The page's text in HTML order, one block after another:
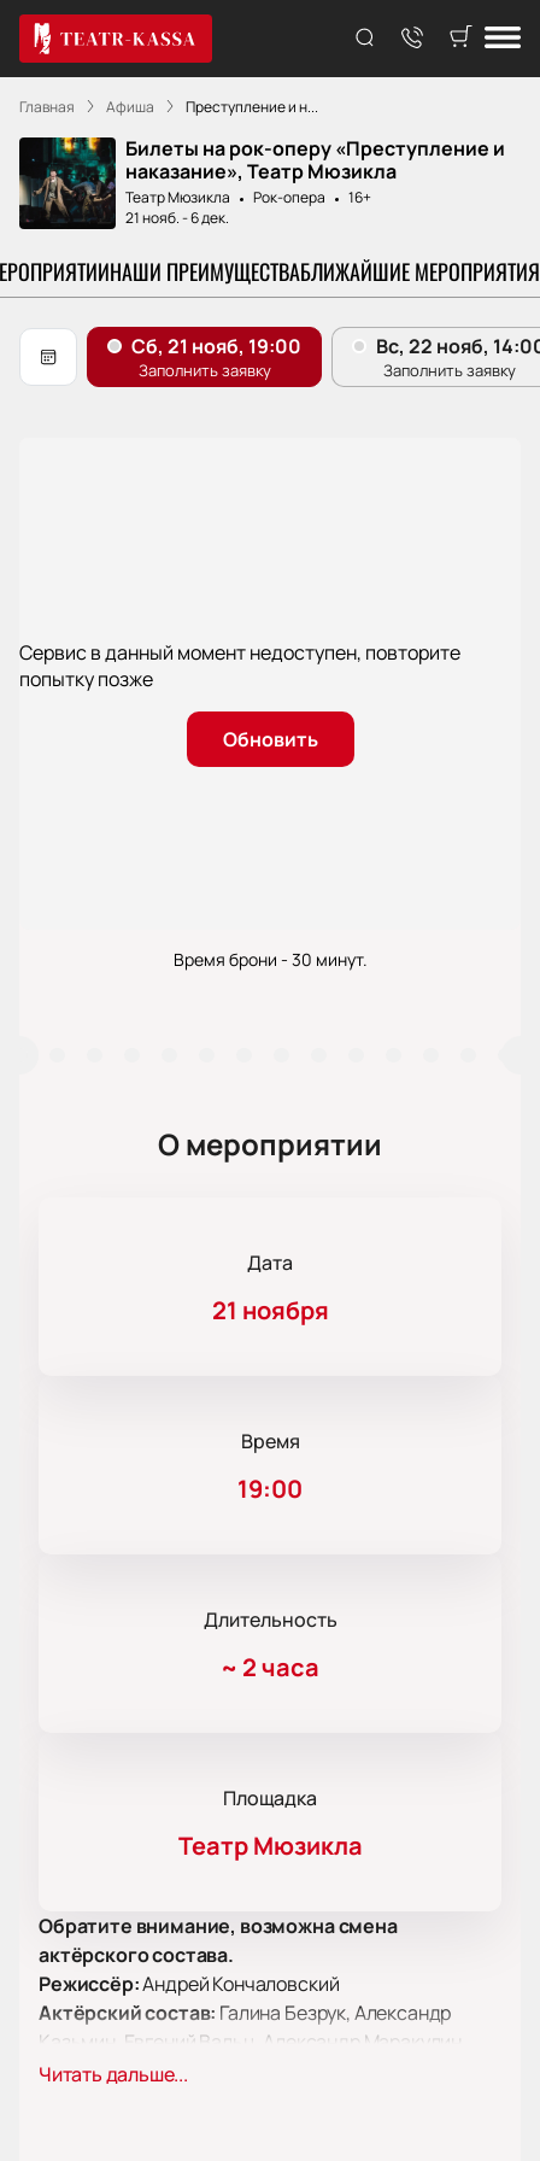
Главная Афиша Преступление и н...
Билеты на рок-оперу «Преступление и
наказание», Театр Мюзикла
Театр Мюзикла Рок-опера
16+
21 нояб.-6 дек.
НАШИ ПРЕИМУЩЕСТВАБЛИЖАЙШИЕ МЕРОПРИЯТИЯ
Сервис в данный момент недоступен, повторите
попытку позже
Обновить
Время брони - 30 минут.
О мероприятии
Дата
21 ноября
Время
19:00
Длительность
~ 2 часа
Площадка
Театр Мюзикла
Обратите внимание, возможна смена
актёрского состава.
Режиссёр:Андрей Кончаловский
Актёрский состав: Галина Безрук, Александр
Казьмин, Евгений Вальц, Александр Маракулин,
Максим Заусалин, Теона Дольникова, Андрей
Читать дальше...